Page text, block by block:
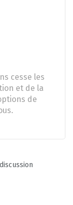
cesse les
et de la
de